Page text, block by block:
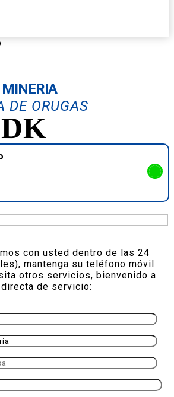
MINERIA
DE ORUGAS
con usted dentro de las 24
mantenga su teléfono móvil
otros servicios, bienvenido a
de servicio: